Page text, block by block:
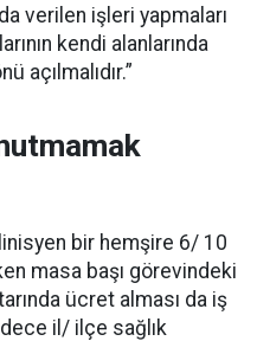
verilen işleri yapmaları
kendi alanlarında
açılmalıdır.”
bir hemşire 6/ 10
masa başı görevindeki
ücret alması da iş
il/ ilçe sağlık